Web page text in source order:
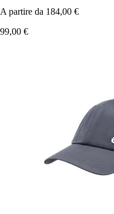
A partire da 184,00 €
99,00 €